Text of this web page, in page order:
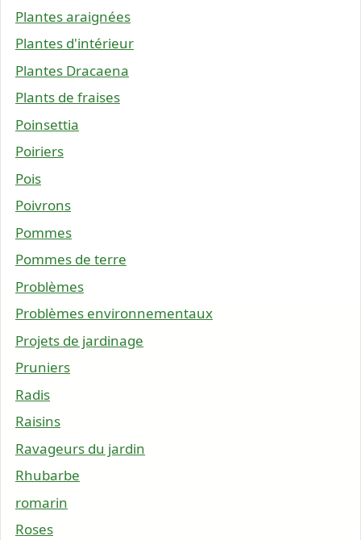
Plantes araignées
Plantes d'intérieur
Plantes Dracaena
Plants de fraises
Poinsettia
Poiriers
Pois
Poivrons
Pommes
Pommes de terre
Problèmes
Problèmes environnementaux
Projets de jardinage
Pruniers
Radis
Raisins
Ravageurs du jardin
Rhubarbe
romarin
Roses